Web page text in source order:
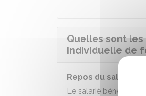
Quelles sont
individuelle de
Repos du salarié
Le salarié bénéficie